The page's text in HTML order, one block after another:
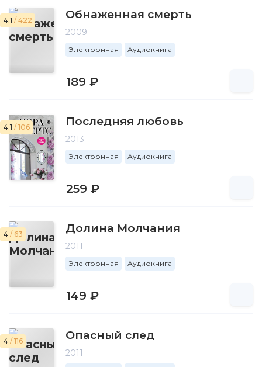
4.1 / 422 Обнаженная смерть
2009
Электронная Аудиокнига
189 ₽
4.1 / 106 Последняя любовь
2013
Электронная Аудиокнига
259 ₽
4 / 63 Долина Молчания
2011
Электронная Аудиокнига
149 ₽
4 / 116 Опасный след
2011